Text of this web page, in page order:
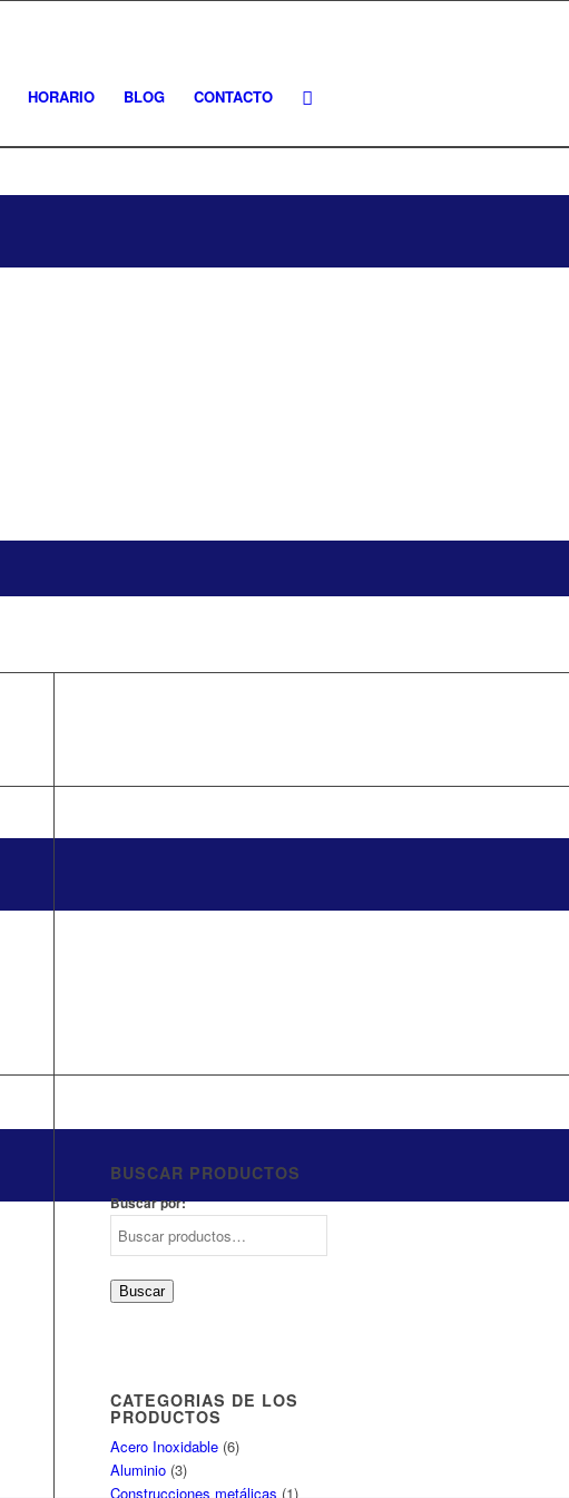
HORARIO BLOG CONTACTO
BUSCAR PRODUCTOS
Buscar por:
Buscar
CATEGORIAS DE LOS
PRODUCTOS
Acero Inoxidable (6)
Aluminio (3)
Construcciones metálicas (1)